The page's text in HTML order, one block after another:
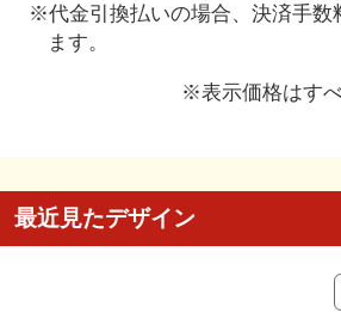
※代金引換払いの場合、決済手数
ます。
※表示価格はす
最近見たデザイン